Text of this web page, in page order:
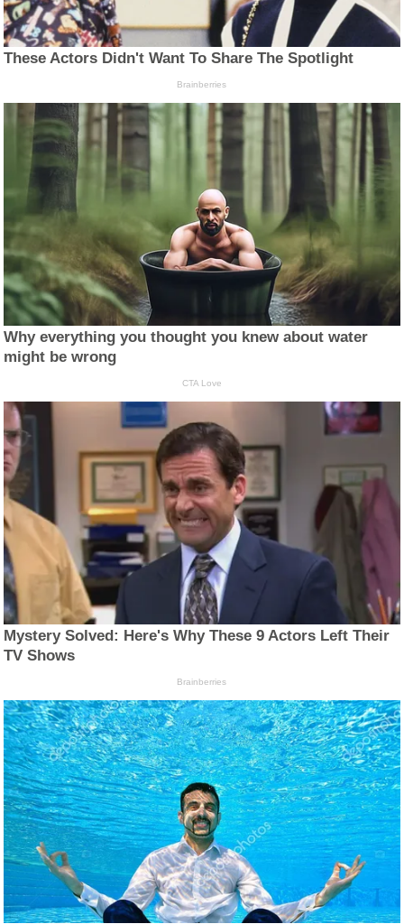
These Actors Didn't Want To Share The Spotlight
Brainberries
Why everything you thought you knew about water
might be wrong
CTA Love
Mystery Solved: Here's Why These 9 Actors Left Their
TV Shows
Brainberries